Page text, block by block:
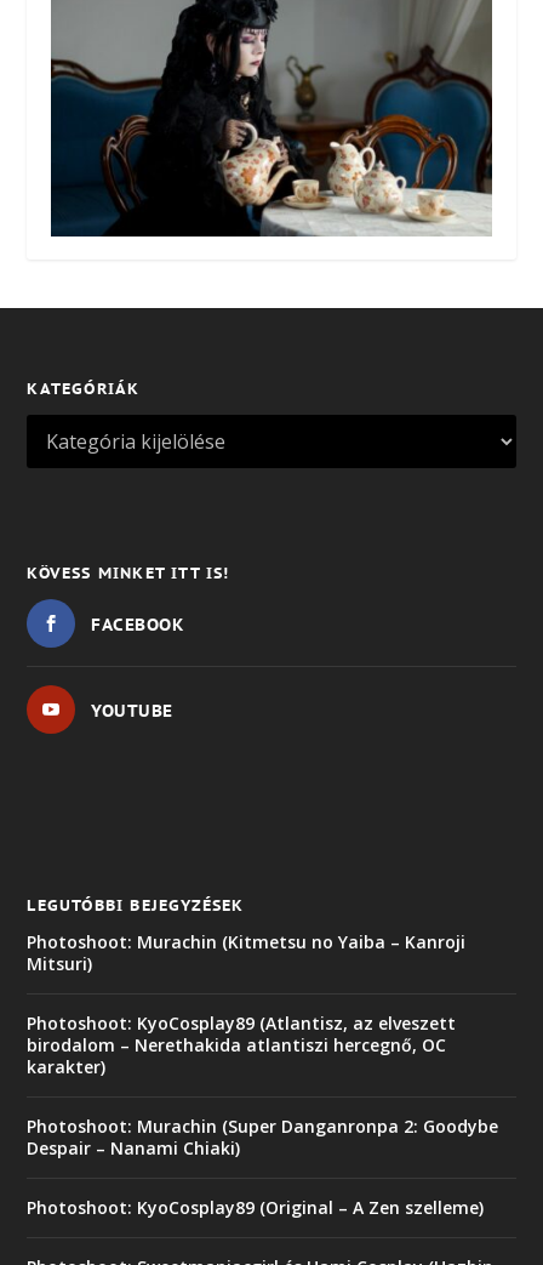
KATEGÓRIÁK
KÖVESS MINKET ITT IS!
FACEBOOK
YOUTUBE
LEGUTÓBBI BEJEGYZÉSEK
Photoshoot: Murachin (Kitmetsu no Yaiba – Kanroji
Mitsuri)
Photoshoot: KyoCosplay89 (Atlantisz, az elveszett
birodalom – Nerethakida atlantiszi hercegnő, OC
karakter)
Photoshoot: Murachin (Super Danganronpa 2: Goodybe
Despair – Nanami Chiaki)
Photoshoot: KyoCosplay89 (Original – A Zen szelleme)